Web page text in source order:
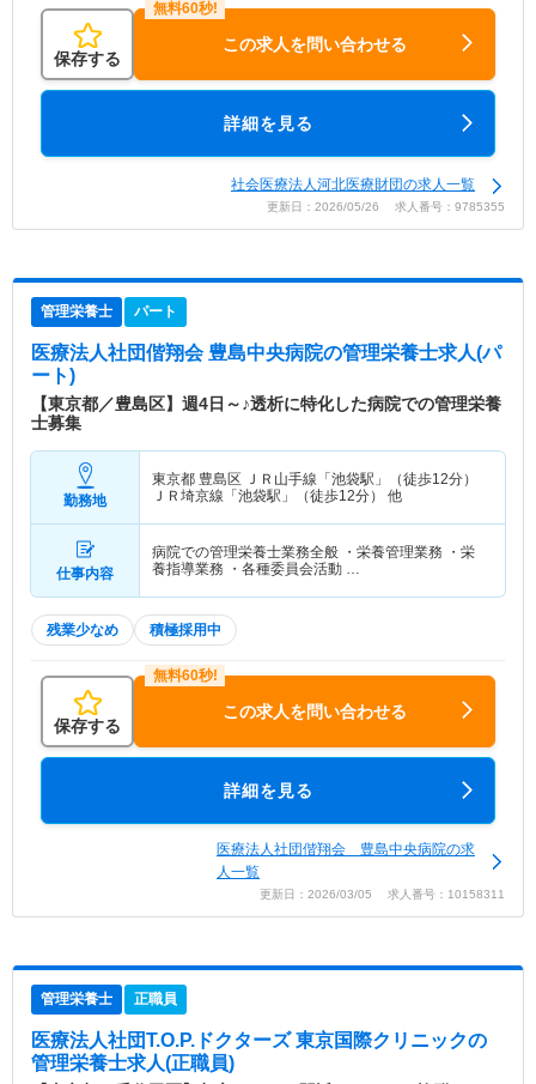
保存する
この求人を問い合わせる
詳細を見る
社会医療法人河北医療財団の求人一覧
更新日：2026/05/26 求人番号：9785355
管理栄養士 パート
医療法人社団偕翔会 豊島中央病院の管理栄養士求人(パ
ート)
【東京都／豊島区】週4日～♪透析に特化した病院での管理栄養
士募集
勤務地
東京都 豊島区 ＪＲ山手線「池袋駅」（徒歩12分）
ＪＲ埼京線「池袋駅」（徒歩12分） 他
仕事内容
病院での管理栄養士業務全般 ・栄養管理業務 ・栄
養指導業務 ・各種委員会活動 …
残業少なめ 積極採用中
保存する
この求人を問い合わせる
詳細を見る
医療法人社団偕翔会 豊島中央病院の求
人一覧
更新日：2026/03/05 求人番号：10158311
管理栄養士 正職員
医療法人社団T.O.P.ドクターズ 東京国際クリニックの
管理栄養士求人(正職員)